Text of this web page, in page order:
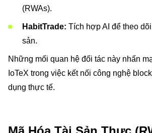
(RWAs).
HabitTrade: Tích hợp AI để theo
sản.
Những mối quan hệ đối tác này nhấn
IoTeX trong việc kết nối công nghệ
dụng thực tế.